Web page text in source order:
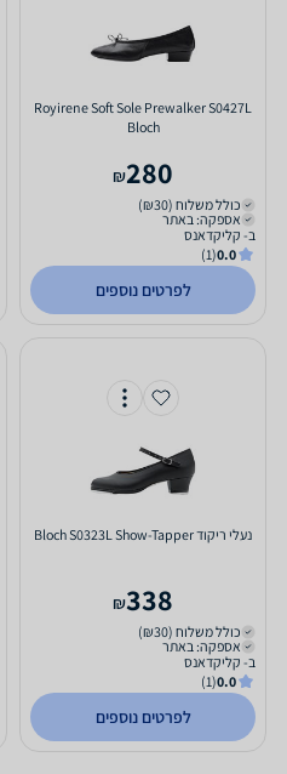
Royirene Soft Sole Prewalker S0427L
Bloch
280
₪
כולל משלוח (₪30)
אספקה: באתר
ב- קליקדאנס
0.0
(1)
לפרטים נוספים
‏נעלי ריקוד Bloch S0323L Show-Tapper
338
₪
כולל משלוח (₪30)
אספקה: באתר
ב- קליקדאנס
0.0
(1)
לפרטים נוספים